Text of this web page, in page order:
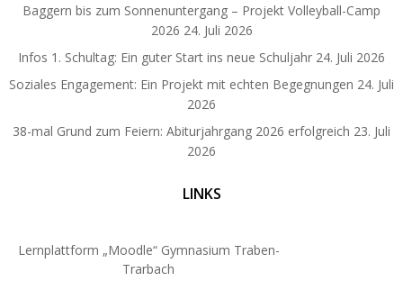
Baggern bis zum Sonnenuntergang – Projekt Volleyball-Camp
2026 24. Juli 2026
Infos 1. Schultag: Ein guter Start ins neue Schuljahr 24. Juli 2026
Soziales Engagement: Ein Projekt mit echten Begegnungen 24. Juli
2026
38-mal Grund zum Feiern: Abiturjahrgang 2026 erfolgreich 23. Juli
2026
LINKS
Lernplattform „Moodle“ Gymnasium Traben-
Trarbach